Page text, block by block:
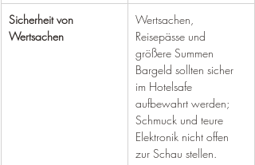
Sicherheit von
Wertsachen
Wertsachen,
Reisepässe und
größere Summen
Bargeld sollten sicher
im Hotelsafe
aufbewahrt werden;
Schmuck und teure
Elektronik nicht offen
zur Schau stellen.